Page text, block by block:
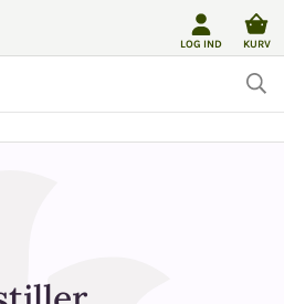
LOG IND KURV